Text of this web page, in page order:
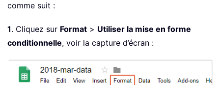
comme suit :
1. Cliquez sur Format > Utiliser la mise en forme
conditionnelle, voir la capture d’écran :